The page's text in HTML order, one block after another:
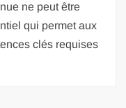
ne peut être
qui permet aux
clés requises